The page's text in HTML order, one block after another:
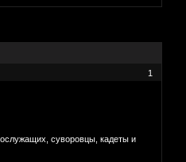
1
суворовцы, кадеты и